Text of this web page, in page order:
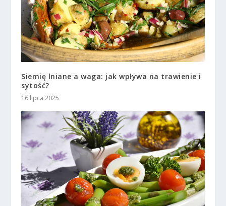
Siemię lniane a waga: jak wpływa na trawienie i
sytość?
16 lipca 2025